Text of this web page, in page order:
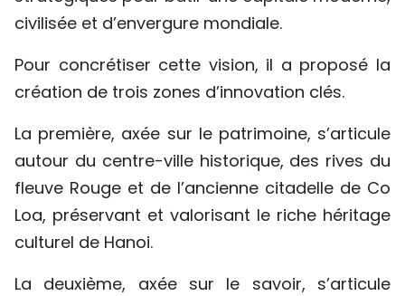
civilisée et d’envergure mondiale.
Pour concrétiser cette vision, il a proposé la
création de trois zones d’innovation clés.
La première, axée sur le patrimoine, s’articule
autour du centre-ville historique, des rives du
fleuve Rouge et de l’ancienne citadelle de Co
Loa, préservant et valorisant le riche héritage
culturel de Hanoi.
La deuxième, axée sur le savoir, s’articule